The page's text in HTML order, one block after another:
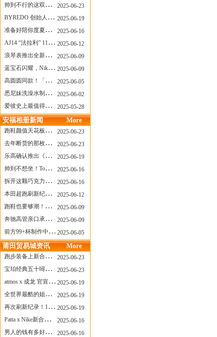
帅到不行的这双跑鞋，其实藏着Nike第一位签约跑者的故事
2025-06-23
BYREDO 创始人离任，也带走了那份灵魂感
2025-06-19
准备好陪你度夏，nanamica x Suicoke 新联名来了
2025-06-16
AJ14 “法拉利” 11年后回归，红色超跑气场全开
2025-06-12
浪琴表推出全新先行者系列祖鲁时间1925腕表
2025-06-09
蓝宝石闪耀，Nike Air Max DN8 华丽变身
2025-06-09
高圆圆同款！「赤足New Balance」新联名曝光，铺货了
2025-06-05
悉尼妹洗澡水制成肥皂开启售卖！男粉：这肥皂能吃吗？
2025-06-02
爱彼史上最值得看的大展！揭秘150年传奇制表背后
2025-05-28
安福相册新闻 More
跑鞋颜值天花板？日常也能帅一脸
2025-06-23
去年断货的那枚表， CASIO指环表又要发售了
2025-06-23
乐高确认推出《哥斯拉》积木，这设计也太酷了！
2025-06-19
帅到不想坐！Tom Sachs x Helinox 这把露营椅太炸了
2025-06-16
拆开这颗巧克力，居然是皮卡丘？
2025-06-16
本田超跑刷新纪录了！700万元成交价
2025-06-12
跑鞋也要够潮！昂跑 x Slam Jam 联名即将发售
2025-06-09
奔驰高管亲口承认：电动G级，完全失败了！
2025-06-09
前方99+杯制作中！「爷爷不泡茶」苹果狗、桃桃喵，今夏顶流潮饮！
2025-06-05
莆田贸易城资讯 More
跑步装备上新合集，最近有什么可以关注的呢？
2025-06-23
宝珀经典五十噚家族再添新员 适配所有腕围的38mm小表径腕表亮相
2025-06-23
atmos x 成龙 官宣，《警察故事》联名短袖公布！
2025-06-19
全世界最酷的姐姐，和Nike联名的鞋要来了！
2025-06-19
再次刷新纪录！14只 LABUBU 共拍出240万元
2025-06-19
Patta x Nike新合作提前泄露，这次的服饰周边也有亮点？
2025-06-16
男人的钱有多好赚？四个大学生创业卖短裤，年销8个亿！
2025-06-16